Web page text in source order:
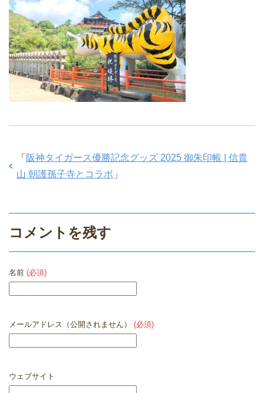
「 阪神タイガース優勝記念グッズ 2025 御朱印帳 | 信貴
山 朝護孫子寺とコラボ 」
コメントを残す
名前 (必須)
メールアドレス（公開されません） (必須)
ウェブサイト